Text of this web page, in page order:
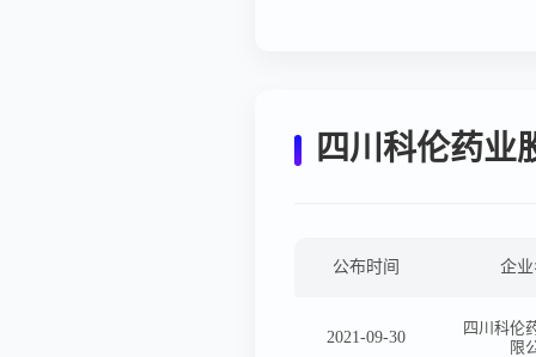
四川科伦药业
公布时间 企
2021-09-30
四川科伦
限